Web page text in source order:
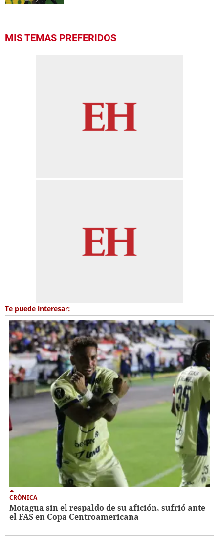
MIS TEMAS PREFERIDOS
Te puede interesar:
CRÓNICA
Motagua sin el respaldo de su afición, sufrió ante
el FAS en Copa Centroamericana